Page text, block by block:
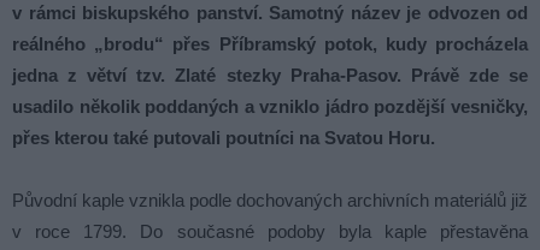
v rámci biskupského panství. Samotný název je odvozen od
reálného „brodu“ přes Příbramský potok, kudy procházela
jedna z větví tzv. Zlaté stezky Praha-Pasov. Právě zde se
usadilo několik poddaných a vzniklo jádro pozdější vesničky,
přes kterou také putovali poutníci na Svatou Horu.
Původní kaple vznikla podle dochovaných archivních materiálů již
v roce 1799. Do současné podoby byla kaple přestavěna